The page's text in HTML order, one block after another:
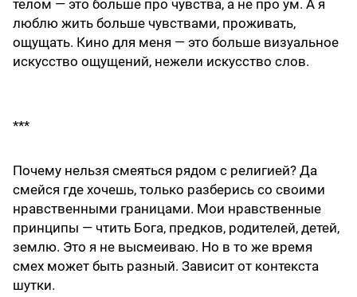
телом — это больше про чувства, а не про ум. А я
люблю жить больше чувствами, проживать,
ощущать. Кино для меня — это больше визуальное
искусство ощущений, нежели искусство слов.
***
Почему нельзя смеяться рядом с религией? Да
смейся где хочешь, только разберись со своими
нравственными границами. Мои нравственные
принципы — чтить Бога, предков, родителей, детей,
землю. Это я не высмеиваю. Но в то же время
смех может быть разный. Зависит от контекста
шутки.